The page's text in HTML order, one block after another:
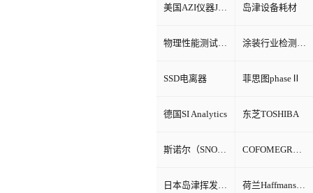
美国AZI仪器Jerome环境检测仪器 岛津设备耗材
物理性能测试仪器 涂装行业检测设备
SSD电离器 菲思图phaseⅡ
德国SI Analytics 东芝TOSHIBA
斯诺尔（SNOL） COFOMEGRA盐雾腐蚀试验箱
日本岛津挥发性有机物VOC检测 荷兰Haffmans（哈夫曼）